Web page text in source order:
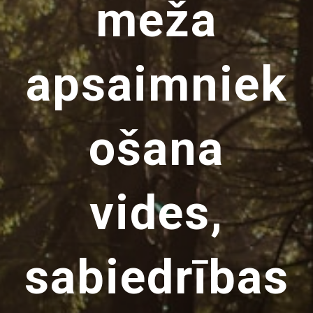
meža
apsaimniek
ošana
vides,
sabiedrības